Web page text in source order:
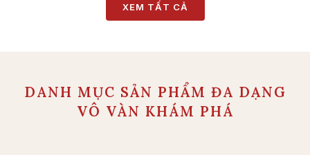
XEM TẤT CẢ
DANH MỤC SẢN PHẨM ĐA DẠNG
VÔ VÀN KHÁM PHÁ